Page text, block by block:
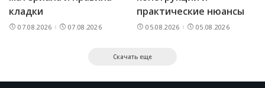
кладки
07.08.2026 07.08.2026
практические нюансы
05.08.2026 05.08.2026
Скачать еще